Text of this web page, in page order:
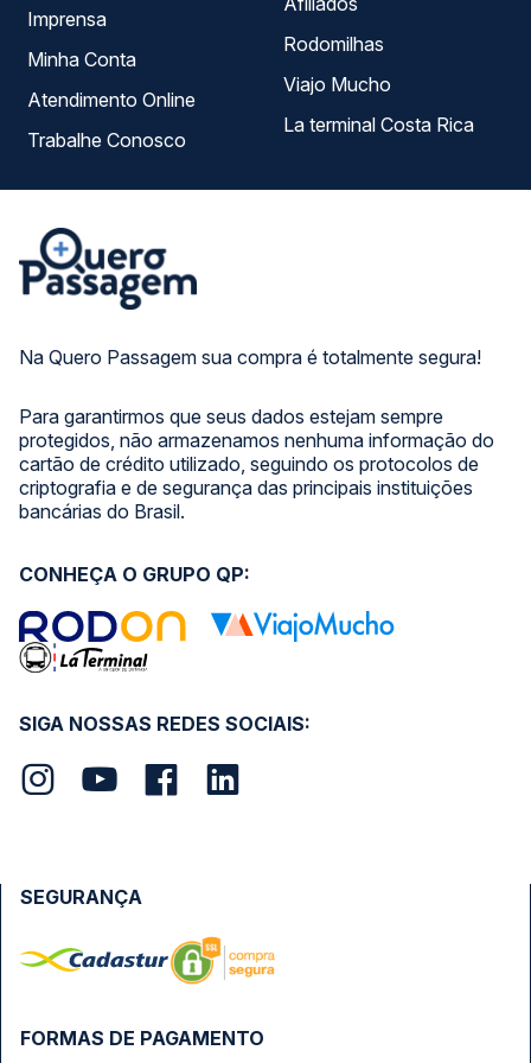
Na Quero Passagem sua compra é totalmente segura!
Para garantirmos que seus dados estejam sempre
protegidos, não armazenamos nenhuma informação do
cartão de crédito utilizado, seguindo os protocolos de
criptografia e de segurança das principais instituições
bancárias do Brasil.
Imprensa
Minha Conta
Atendimento Online
Trabalhe Conosco
Rodomilhas
Viajo Mucho
La terminal Costa Rica
SIGA NOSSAS REDES SOCIAIS:
CONHEÇA O GRUPO QP:
FORMAS DE PAGAMENTO
SEGURANÇA